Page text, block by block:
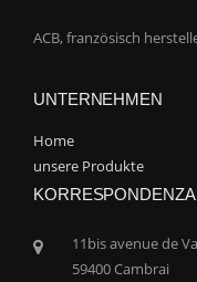
ACB, französisch
UNTERNEHMEN
Home
unsere Produkte
11bis avenue de
59400 Cambrai